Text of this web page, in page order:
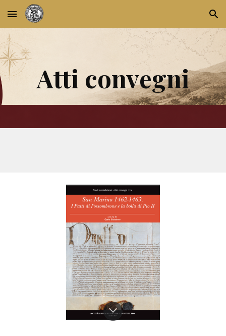
Skip to main content Skip to navigation
Atti convegni